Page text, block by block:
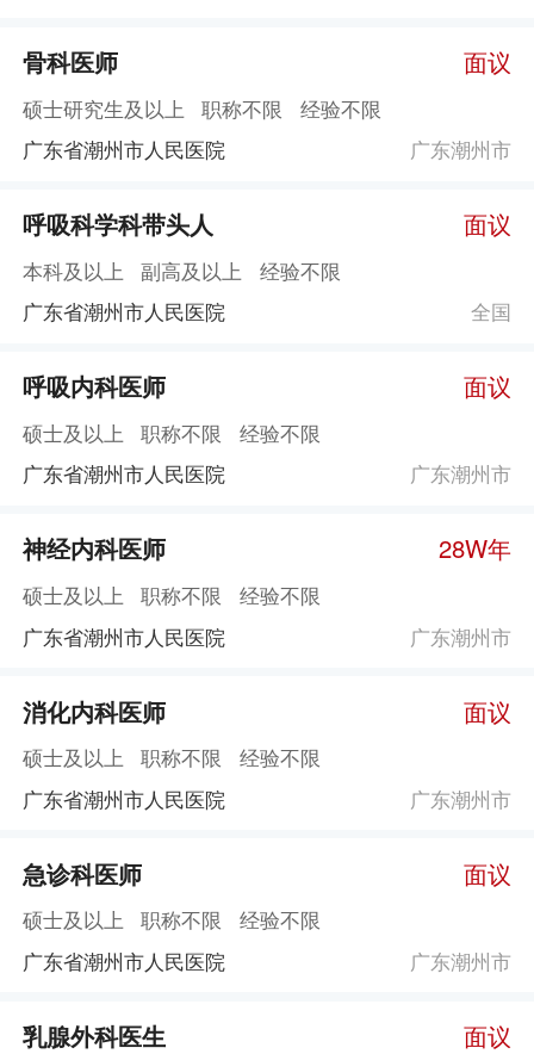
骨科医师 面议
硕士研究生及以上 职称不限
经验不限
广东省潮州市人民医院
广东潮州市
呼吸科学科带头人 面议
本科及以上 副高及以上
经验不限
广东省潮州市人民医院
全国
呼吸内科医师 面议
硕士及以上 职称不限
经验不限
广东省潮州市人民医院
广东潮州市
神经内科医师 28W年
硕士及以上 职称不限
经验不限
广东省潮州市人民医院
广东潮州市
消化内科医师 面议
硕士及以上 职称不限
经验不限
广东省潮州市人民医院
广东潮州市
急诊科医师 面议
硕士及以上 职称不限
经验不限
广东省潮州市人民医院
广东潮州市
乳腺外科医生 面议